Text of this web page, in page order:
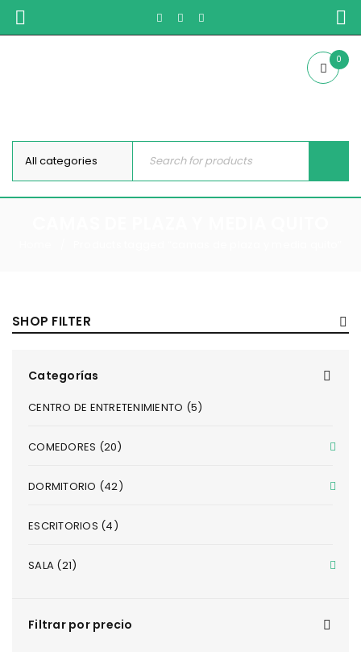
0
SHOP FILTER
Categorías
CENTRO DE ENTRETENIMIENTO (5)
COMEDORES (20)
DORMITORIO (42)
ESCRITORIOS (4)
SALA (21)
Filtrar por precio